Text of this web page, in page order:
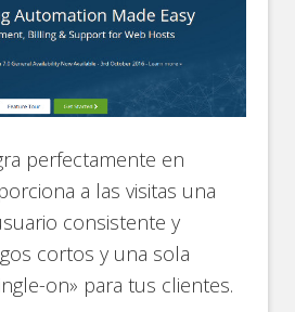
perfectamente en
a las visitas una
consistente y
cortos y una sola
on» para tus clientes.